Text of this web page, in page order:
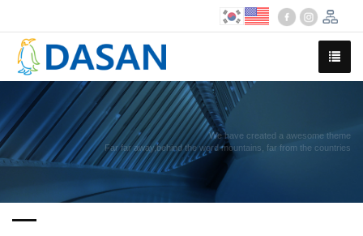
We have created a awesome theme
Far far away,behind the word mountains, far from the countries